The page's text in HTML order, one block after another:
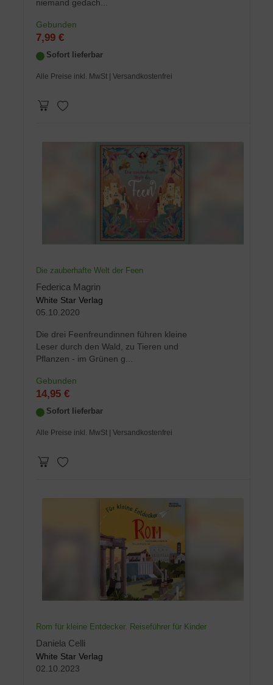
niemand gedach...
Gebunden
7,99 €
Sofort lieferbar
Alle Preise inkl. MwSt | Versandkostenfrei
Die zauberhafte Welt der Feen
Federica Magrin
White Star Verlag
05.10.2020
Die drei Feenfreundinnen führen kleine
Leser durch den Wald, zu Tieren und
Pflanzen - im Grünen g...
Gebunden
14,95 €
Sofort lieferbar
Alle Preise inkl. MwSt | Versandkostenfrei
Rom für kleine Entdecker. Reiseführer für Kinder
Daniela Celli
White Star Verlag
02.10.2023